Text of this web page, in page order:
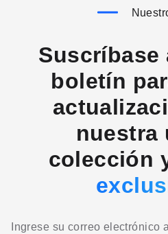
Suscríbase
boletín
nuestra
colección
Ingrese su correo electrónico